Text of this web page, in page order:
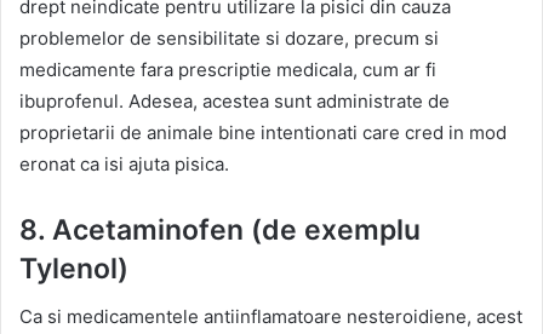
drept neindicate pentru utilizare la pisici din cauza
problemelor de sensibilitate si dozare, precum si
medicamente fara prescriptie medicala, cum ar fi
ibuprofenul. Adesea, acestea sunt administrate de
proprietarii de animale bine intentionati care cred in mod
eronat ca isi ajuta pisica.
8. Acetaminofen (de exemplu
Tylenol)
Ca si medicamentele antiinflamatoare nesteroidiene, acest